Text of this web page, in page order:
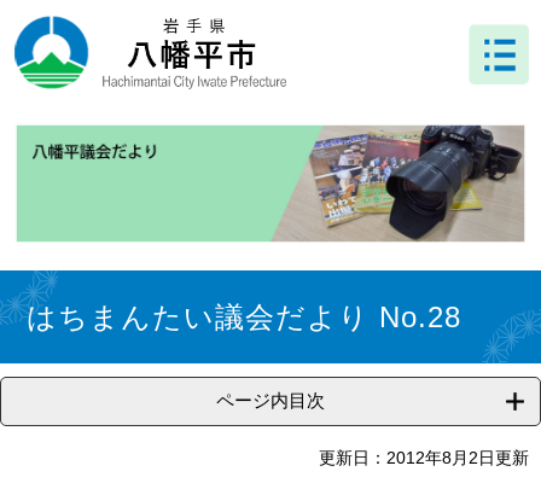
ー
ジ
ニ
ュ
文 はちまんたい議会だより No.28
ページ内目次
更新日：2012年8月2日更新